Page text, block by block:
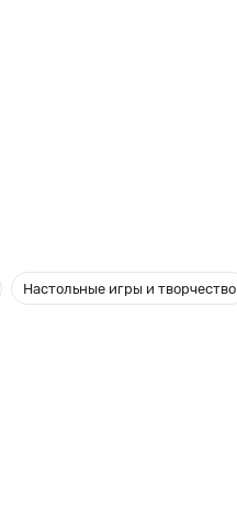
Настольные игры и творчество